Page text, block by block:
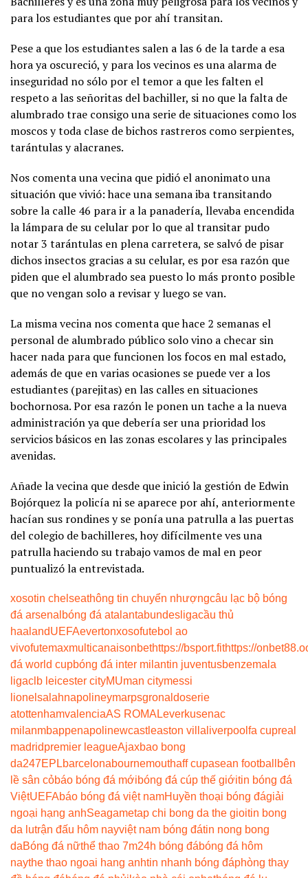
para los estudiantes que por ahí transitan.
Pese a que los estudiantes salen a las 6 de la tarde a esa
hora ya oscureció, y para los vecinos es una alarma de
inseguridad no sólo por el temor a que les falten el
respeto a las señoritas del bachiller, si no que la falta de
alumbrado trae consigo una serie de situaciones como los
moscos y toda clase de bichos rastreros como serpientes,
tarántulas y alacranes.
Nos comenta una vecina que pidió el anonimato una
situación que vivió: hace una semana iba transitando
sobre la calle 46 para ir a la panadería, llevaba encendida
la lámpara de su celular por lo que al transitar pudo
notar 3 tarántulas en plena carretera, se salvó de pisar
dichos insectos gracias a su celular, es por esa razón que
piden que el alumbrado sea puesto lo más pronto posible
que no vengan solo a revisar y luego se van.
La misma vecina nos comenta que hace 2 semanas el
personal de alumbrado público solo vino a checar sin
hacer nada para que funcionen los focos en mal estado,
además de que en varias ocasiones se puede ver a los
estudiantes (parejitas) en las calles en situaciones
bochornosa. Por esa razón le ponen un tache a la nueva
administración ya que debería ser una prioridad los
servicios básicos en las zonas escolares y las principales
avenidas.
Añade la vecina que desde que inició la gestión de Edwin
Bojórquez la policía ni se aparece por ahí, anteriormente
hacían sus rondines y se ponía una patrulla a las puertas
del colegio de bachilleres, hoy difícilmente ves una
patrulla haciendo su trabajo vamos de mal en peor
puntualizó la entrevistada.
xosotin chelseathông tin chuyển nhượngcâu lạc bộ bóng
đá arsenal bóng đá atalantabundesligacầu thủ
haalandUEFAevertonxosofutebol ao
vivofutemaxmulticanaisonbethttps://bsport.fithttps://
đá world cupbóng đá inter milantin juventusbenzema la
ligaclb leicester cityMUman citymessi
lionel salahnapolineymarpsgronaldoserie
atottenhamvalenciaAS ROMA Leverkusenac
milanmbappenapolinewcastleaston villa liverpool fa cupreal
madridpremier leagueAjaxbao bong
da247EPLbarcelonabournemouthaff cupasean football
bên
lề sân cỏbáo bóng đá mớibóng đá cúp thế giớitin bóng đá
ViệtUEFAbáo bóng đá việt namHuyền thoại bóng đágiải
ngoại hạng anhSeagametap chi bong da the gioitin bong
da lutrận đấu hôm nayviệt nam bóng đátin nong bong
daBóng đá nữthể thao 7m24h bóng đábóng đá hôm
naythe thao ngoai hang anhtin nhanh bóng đáphòng thay